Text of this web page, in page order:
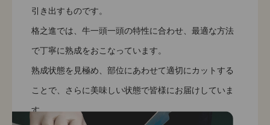
引き出すものです。
格之進では、牛一頭一頭の特性に合わせ、最適な方法
で丁寧に熟成をおこなっています。
熟成状態を見極め、部位にあわせて適切にカットする
ことで、さらに美味しい状態で皆様にお届けしていま
す。